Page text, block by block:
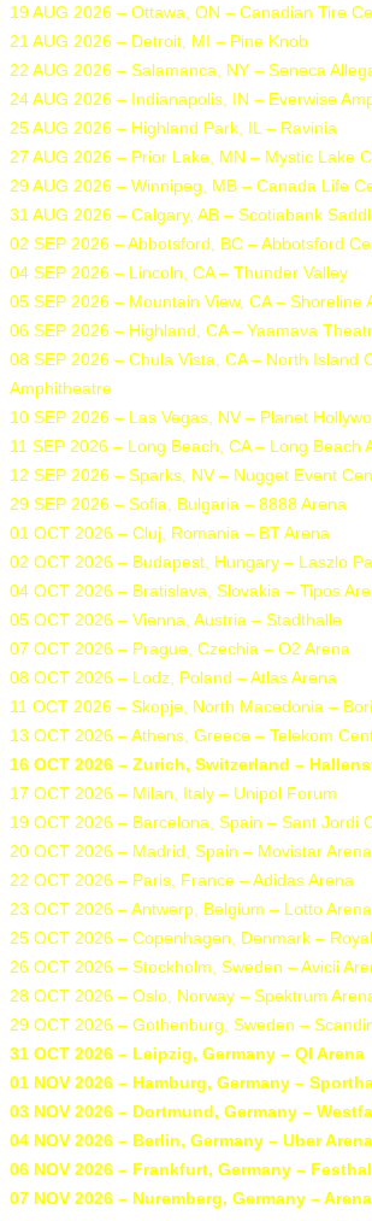
19 AUG 2026 – Ottawa, ON – Canadian Tire
21 AUG 2026 – Detroit, MI – Pine Knob
22 AUG 2026 – Salamanca, NY – Seneca
24 AUG 2026 – Indianapolis, IN – Everwise
25 AUG 2026 – Highland Park, IL – Ravinia
27 AUG 2026 – Prior Lake, MN – Mystic Lake
29 AUG 2026 – Winnipeg, MB – Canada Life
31 AUG 2026 – Calgary, AB – Scotiabank
02 SEP 2026 – Abbotsford, BC – Abbotsford
04 SEP 2026 – Lincoln, CA – Thunder Valley
05 SEP 2026 – Mountain View, CA – Shoreline
06 SEP 2026 – Highland, CA – Yaamava
08 SEP 2026 – Chula Vista, CA – North Island
Amphitheatre
10 SEP 2026 – Las Vegas, NV – Planet
11 SEP 2026 – Long Beach, CA – Long Beach
12 SEP 2026 – Sparks, NV – Nugget Event
29 SEP 2026 – Sofia, Bulgaria – 8888 Arena
01 OCT 2026 – Cluj, Romania – BT Arena
02 OCT 2026 – Budapest, Hungary – Laszlo
04 OCT 2026 – Bratislava, Slovakia – Tipos
05 OCT 2026 – Vienna, Austria – Stadthalle
07 OCT 2026 – Prague, Czechia – O2 Arena
08 OCT 2026 – Lodz, Poland – Atlas Arena
11 OCT 2026 – Skopje, North Macedonia –
13 OCT 2026 – Athens, Greece – Telekom
16 OCT 2026 – Zurich, Switzerland –
17 OCT 2026 – Milan, Italy – Unipol Forum
19 OCT 2026 – Barcelona, Spain – Sant Jordi
20 OCT 2026 – Madrid, Spain – Movistar Arena
22 OCT 2026 – Paris, France – Adidas Arena
23 OCT 2026 – Antwerp, Belgium – Lotto Arena
25 OCT 2026 – Copenhagen, Denmark –
26 OCT 2026 – Stockholm, Sweden – Avicii
28 OCT 2026 – Oslo, Norway – Spektrum
29 OCT 2026 – Gothenburg, Sweden –
31 OCT 2026 – Leipzig, Germany – QI Arena
01 NOV 2026 – Hamburg, Germany –
03 NOV 2026 – Dortmund, Germany –
04 NOV 2026 – Berlin, Germany – Uber Arena
06 NOV 2026 – Frankfurt, Germany –
07 NOV 2026 – Nuremberg, Germany – Arena